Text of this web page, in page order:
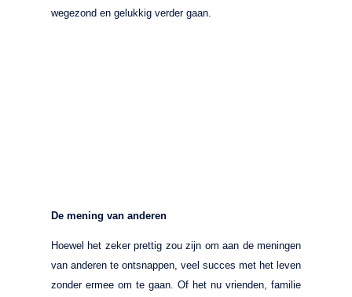
wegezond en gelukkig verder gaan.
De mening van anderen
Hoewel het zeker prettig zou zijn om aan de meningen
van anderen te ontsnappen, veel succes met het leven
zonder ermee om te gaan. Of het nu vrienden, familie